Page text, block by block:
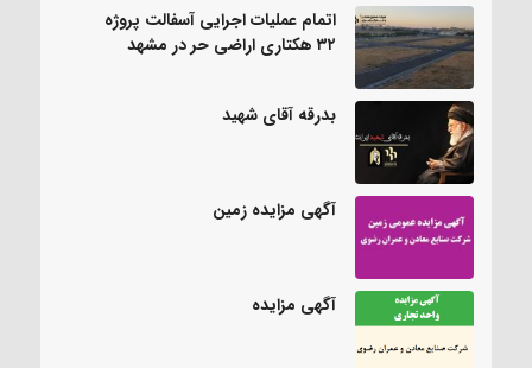
اتمام عملیات اجرایی آسفالت پروژه
۳۲ هکتاری اراضی حر در مشهد
بدرقه آقای شهید
آگهی مزایده زمین
آگهی مزایده